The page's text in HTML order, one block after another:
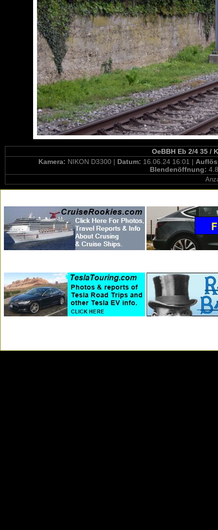
OeBBH Eb 2/4 35 /
Kamera: NIKON D3300 | Datum: 16.06.24 16:01 |
Blendenöffnung: